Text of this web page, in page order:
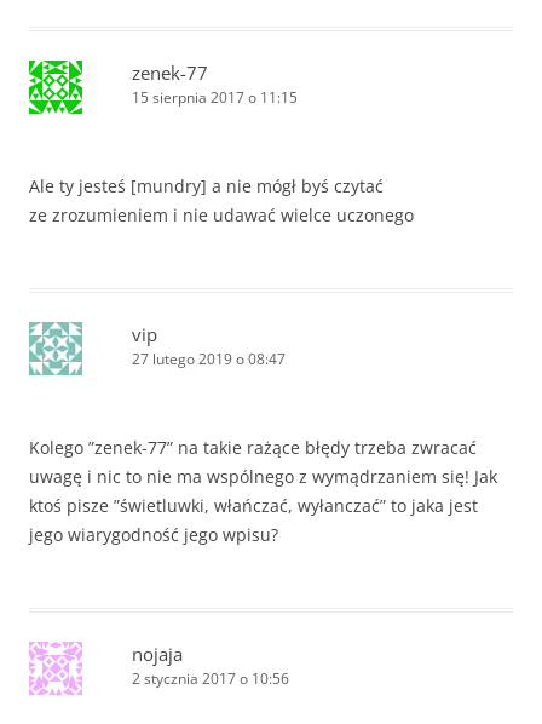
zenek-77
15 sierpnia 2017 o 11:15
Ale ty jesteś [mundry] a nie mógł byś czytać
ze zrozumieniem i nie udawać wielce uczonego
vip
27 lutego 2019 o 08:47
Kolego ”zenek-77” na takie rażące błędy trzeba zwracać
uwagę i nic to nie ma wspólnego z wymądrzaniem się! Jak
ktoś pisze ”świetluwki, włańczać, wyłanczać” to jaka jest
jego wiarygodność jego wpisu?
nojaja
2 stycznia 2017 o 10:56